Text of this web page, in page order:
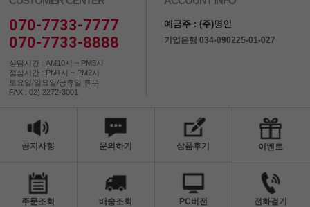
070-7733-7777
070-7733-8888
상담시간 : AM10시 ~ PM5시
점심시간 : PM1시 ~ PM2시
토요일/일요일/공휴일 휴무
FAX : 02) 2272-3001
예금주 : (주)명인
기업은행 034-090225-01-027
공지사항 문의하기 상품후기 이벤트
주문조회 배송조회 PC버전 전화걸기